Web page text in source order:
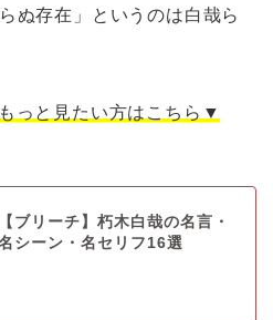
ぬ存在」というのは白哉ら
っと見たい方はこちら▼
【ブリーチ】朽木白哉の名言・
シーン・名セリフ16選